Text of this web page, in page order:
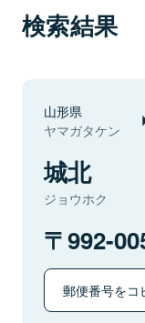
検索結果
山形県
ヤマガタケン
城北
ジョウホク
992-
郵便番号をコ